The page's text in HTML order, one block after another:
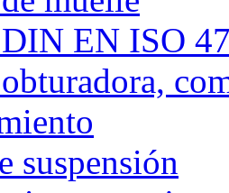
EN ISO
suspensión